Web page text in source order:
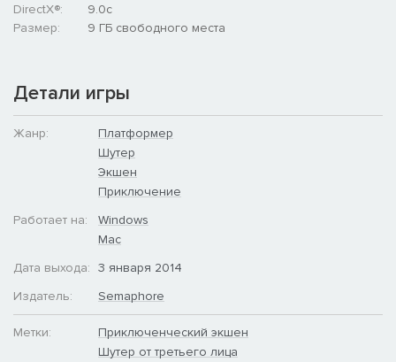
DirectX®:
9.0c
Размер:
9 ГБ свободного места
Детали игры
Жанр:
Платформер
Шутер
Экшен
Приключение
Работает на:
Windows
Mac
Дата выхода: 3 января 2014
Издатель:
Semaphore
Метки:
Приключенческий экшен
Шутер от третьего лица